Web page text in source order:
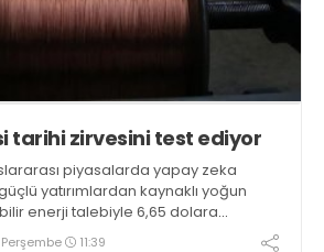
tarihi zirvesini test ediyor
piyasalarda yapay zeka
yatırımlardan kaynaklı yoğun
enerji talebiyle 6,65 dolara
test ediyor
11:39